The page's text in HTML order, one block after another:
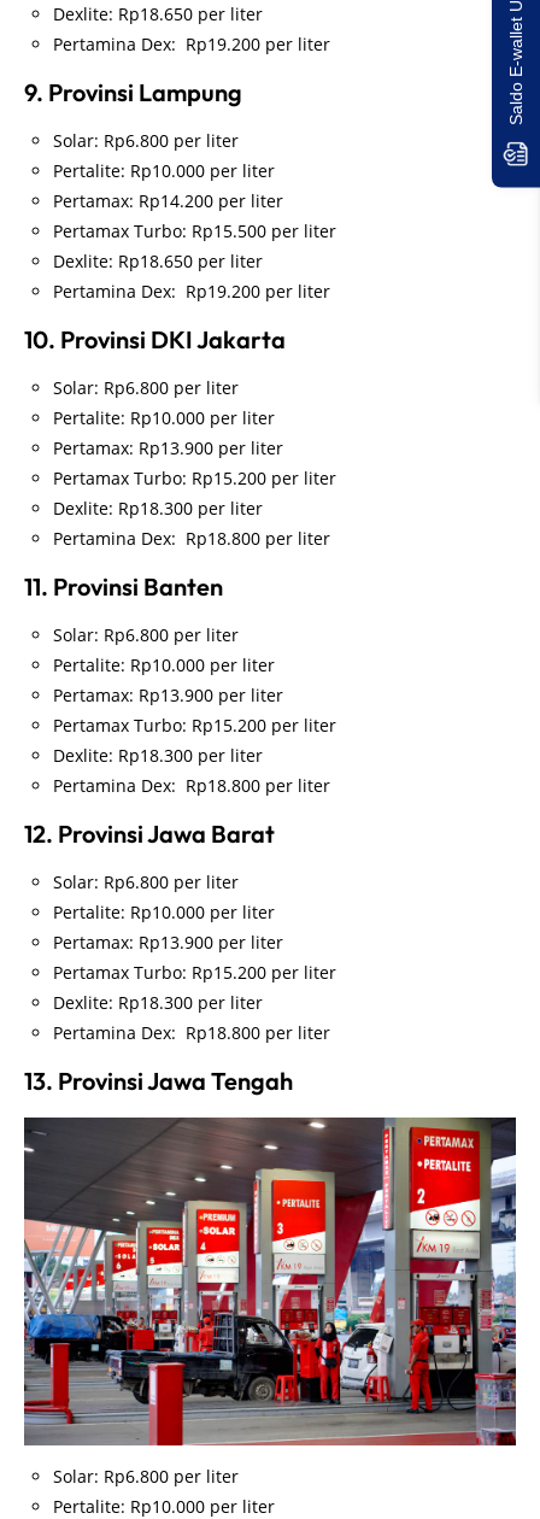
Dexlite: Rp18.650 per liter
Pertamina Dex: Rp19.200 per liter
9. Provinsi Lampung
Solar: Rp6.800 per liter
Pertalite: Rp10.000 per liter
Pertamax: Rp14.200 per liter
Pertamax Turbo: Rp15.500 per liter
Dexlite: Rp18.650 per liter
Pertamina Dex: Rp19.200 per liter
10. Provinsi DKI Jakarta
Solar: Rp6.800 per liter
Pertalite: Rp10.000 per liter
Pertamax: Rp13.900 per liter
Pertamax Turbo: Rp15.200 per liter
Dexlite: Rp18.300 per liter
Pertamina Dex: Rp18.800 per liter
11. Provinsi Banten
Solar: Rp6.800 per liter
Pertalite: Rp10.000 per liter
Pertamax: Rp13.900 per liter
Pertamax Turbo: Rp15.200 per liter
Dexlite: Rp18.300 per liter
Pertamina Dex: Rp18.800 per liter
12. Provinsi Jawa Barat
Solar: Rp6.800 per liter
Pertalite: Rp10.000 per liter
Pertamax: Rp13.900 per liter
Pertamax Turbo: Rp15.200 per liter
Dexlite: Rp18.300 per liter
Pertamina Dex: Rp18.800 per liter
13. Provinsi Jawa Tengah
Solar: Rp6.800 per liter
Pertalite: Rp10.000 per liter